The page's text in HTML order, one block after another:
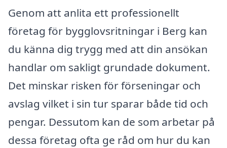
Genom att anlita ett professionellt
företag för bygglovsritningar i Berg kan
du känna dig trygg med att din ansökan
handlar om sakligt grundade dokument.
Det minskar risken för förseningar och
avslag vilket i sin tur sparar både tid och
pengar. Dessutom kan de som arbetar på
dessa företag ofta ge råd om hur du kan